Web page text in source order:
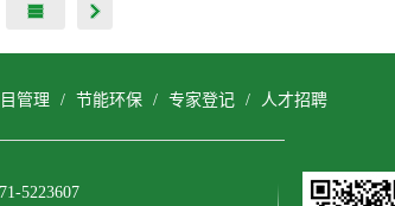
管理 / 节能环保 / 专家登记 / 人才招聘
5223607